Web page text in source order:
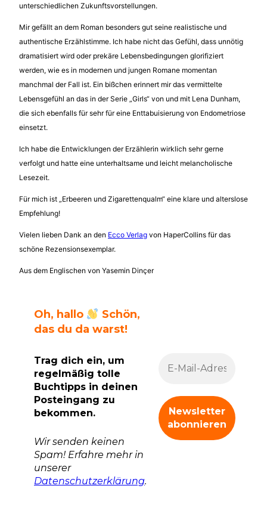
unterschiedlichen Zukunftsvorstellungen.
Mir gefällt an dem Roman besonders gut seine realistische und
authentische Erzählstimme. Ich habe nicht das Gefühl, dass unnötig
dramatisiert wird oder prekäre Lebensbedingungen glorifiziert
werden, wie es in modernen und jungen Romane momentan
manchmal der Fall ist. Ein bißchen erinnert mir das vermittelte
Lebensgefühl an das in der Serie „Girls“ von und mit Lena Dunham,
die sich ebenfalls für sehr für eine Enttabuisierung von Endometriose
einsetzt.
Ich habe die Entwicklungen der Erzählerin wirklich sehr gerne
verfolgt und hatte eine unterhaltsame und leicht melancholische
Lesezeit.
Für mich ist „Erbeeren und Zigarettenqualm“ eine klare und alterslose
Empfehlung!
Vielen lieben Dank an den Ecco Verlag von HaperCollins für das
schöne Rezensionsexemplar.
Aus dem Englischen von Yasemin Dinçer
Oh, hallo
Schön,
das du da warst!
Trag dich ein, um
regelmäßig tolle
Buchtipps in deinen
Posteingang zu
bekommen.
Wir senden keinen
Spam! Erfahre mehr in
unserer
Datenschutzerklärung.